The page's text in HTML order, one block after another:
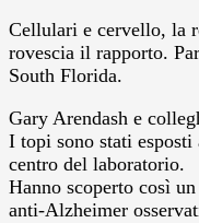
Cellulari e cervello, la
rovescia il rapporto.
South Florida.
Gary Arendash e
I topi sono stati esposti
centro del laboratorio.
Hanno scoperto così
anti-Alzheimer